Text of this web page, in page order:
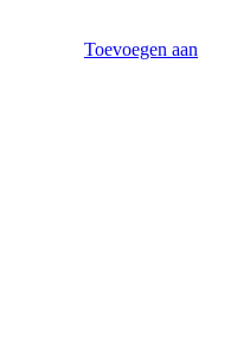
Toevoegen aan